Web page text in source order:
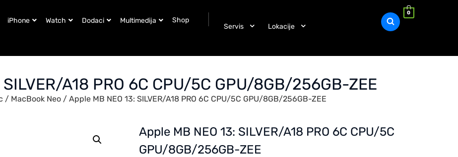
iPhone Watch Dodaci Multimedija Shop
Servis Lokacije
0
A18 PRO 6C CPU/5C GPU/8GB/256GB-ZEE
/ MacBook Neo / Apple MB NEO 13: SILVER/A18 PRO 6C CPU/5C GPU/8GB/256GB-ZEE
Apple MB NEO 13: SILVER/A18 PRO 6C CPU/5C
GPU/8GB/256GB-ZEE